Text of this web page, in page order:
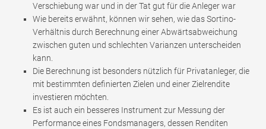
Verschiebung war und in der Tat gut für die Anleger war
Wie bereits erwähnt, können wir sehen, wie das Sortino-
Verhältnis durch Berechnung einer Abwärtsabweichung
zwischen guten und schlechten Varianzen unterscheiden
kann.
Die Berechnung ist besonders nützlich für Privatanleger, die
mit bestimmten definierten Zielen und einer Zielrendite
investieren möchten.
Es ist auch ein besseres Instrument zur Messung der
Performance eines Fondsmanagers, dessen Renditen